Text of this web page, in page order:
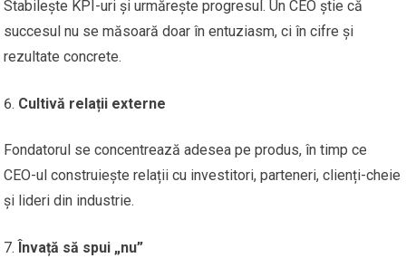
Stabilește KPI-uri și urmărește progresul. Un CEO știe că
succesul nu se măsoară doar în entuziasm, ci în cifre și
rezultate concrete.
Cultivă relații externe
Fondatorul se concentrează adesea pe produs, în timp ce
CEO-ul construiește relații cu investitori, parteneri, clienți-cheie
și lideri din industrie.
Învață să spui „nu”